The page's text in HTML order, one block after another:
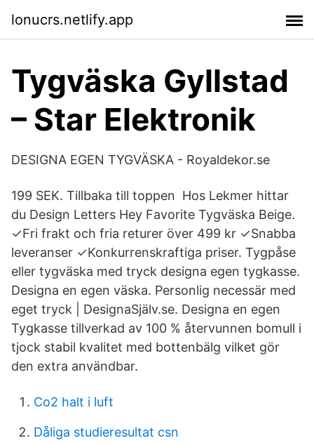
lonucrs.netlify.app
Tygväska Gyllstad
– Star Elektronik
DESIGNA EGEN TYGVÄSKA - Royaldekor.se
199 SEK. Tillbaka till toppen Hos Lekmer hittar
du Design Letters Hey Favorite Tygväska Beige.
✓Fri frakt och fria returer över 499 kr ✓Snabba
leveranser ✓Konkurrenskraftiga priser. Tygpåse
eller tygväska med tryck designa egen tygkasse.
Designa en egen väska. Personlig necessär med
eget tryck | DesignaSjälv.se. Designa en egen
Tygkasse tillverkad av 100 % återvunnen bomull i
tjock stabil kvalitet med bottenbälg vilket gör
den extra användbar.
Co2 halt i luft
Dåliga studieresultat csn